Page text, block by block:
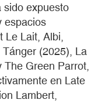
sido expuesto
espacios
Le Lait, Albi,
(2025), La
The Green Parrot,
en Late
Lambert,